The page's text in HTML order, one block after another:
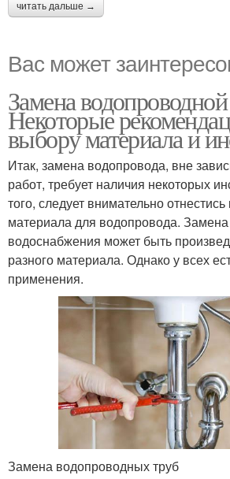
читать дальше →
Вас может
Замена
Некоторые
выбору материала и
Итак, замена водопровода, вне
работ, требует наличия некоторых
того, следует внимательно
материала для водопровода. Замена
водоснабжения может быть
разного материала. Однако у всех
применения.
Замена водопроводных труб